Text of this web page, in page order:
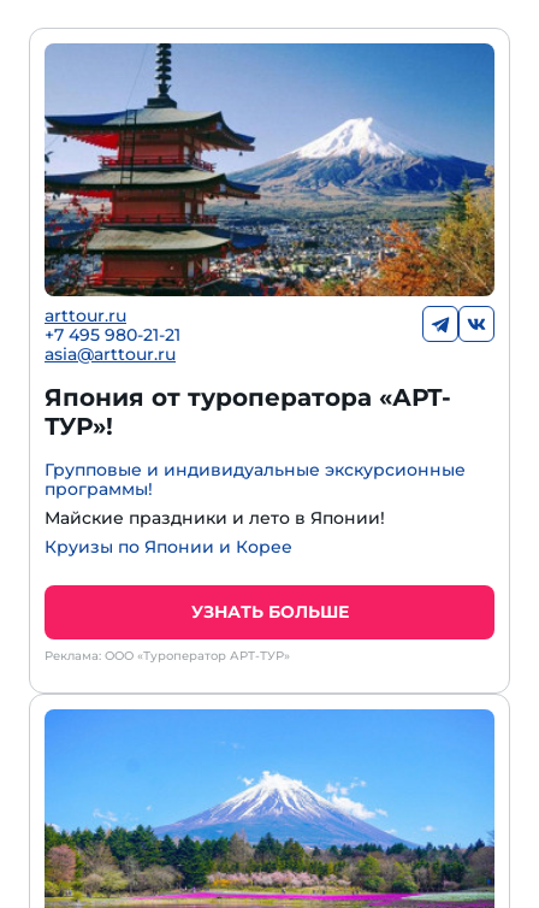
arttour.ru
+7 495 980-21-21
asia@arttour.ru
Япония от туроператора «АРТ-
ТУР»!
Групповые и индивидуальные экскурсионные
программы!
Майские праздники и лето в Японии!
Круизы по Японии и Корее
УЗНАТЬ БОЛЬШЕ
Реклама: ООО «Туроператор АРТ-ТУР»